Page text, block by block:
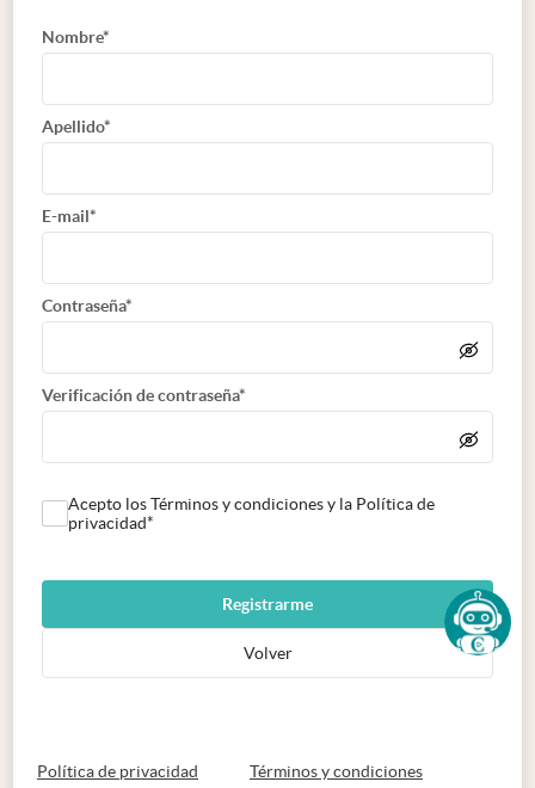
Nombre*
Apellido*
E-mail*
Contraseña*
Verificación de contraseña*
Acepto los Términos y condiciones y la Política de
privacidad*
Registrarme
Volver
Política de privacidad abre en nueva pestaña
Términos y condicionesabre en nueva